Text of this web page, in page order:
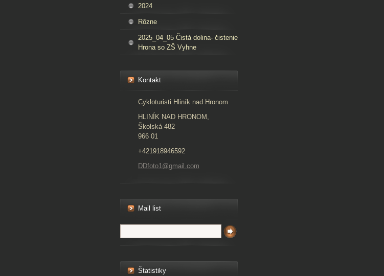
2024
Rôzne
2025_04_05 Čistá dolina- čistenie
Hrona so ZŠ Vyhne
Kontakt
Cykloturisti Hliník nad Hronom
HLINÍK NAD HRONOM,
Školská 482
966 01
+421918946592
DDfoto1@gmail.com
Mail list
Štatistiky